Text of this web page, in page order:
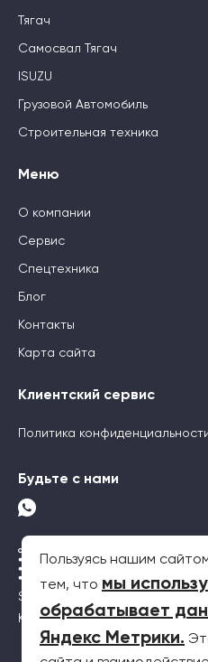
Тягач
Самосвал Тягач
ISUZU
Грузовой Автомобиль
Строительная техника
Меню
О компании
Сервис
Спецтехника
Блог
Контакты
Карта сайта
Клиентский сервис
Политика
Будьте с нами
SEO-продвижение
Контекстная реклама
Пользуясь нашим
тем, что мы
обрабатывает
Яндекс Метрики.